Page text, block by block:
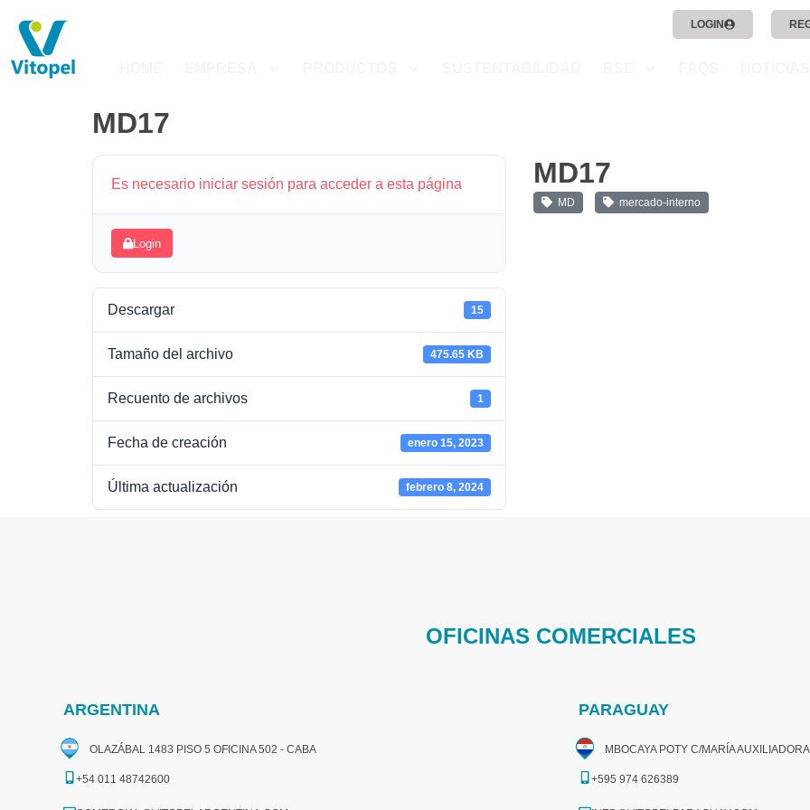
LOGIN
MD17
Es necesario iniciar sesión para acceder a esta página
Login
Descargar 15
Tamaño del archivo 475.65 KB
Recuento de archivos 1
Fecha de creación enero 15, 2023
Última actualización febrero 8, 2024
MD17
MD mercado-interno
OFICINAS COMERCIALES
ARGENTINA
OLAZÁBAL 1483 PISO 5 OFICINA 502 - CABA
+54 011 48742600​
PARAGUAY
MBOCAYA POTY C/MARÍA
+595 974 626389